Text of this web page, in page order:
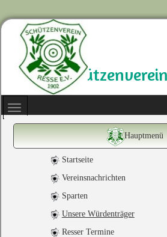
Hauptmenü
Startseite
Vereinsnachrichten
Sparten
Unsere Würdenträger
Resser Termine